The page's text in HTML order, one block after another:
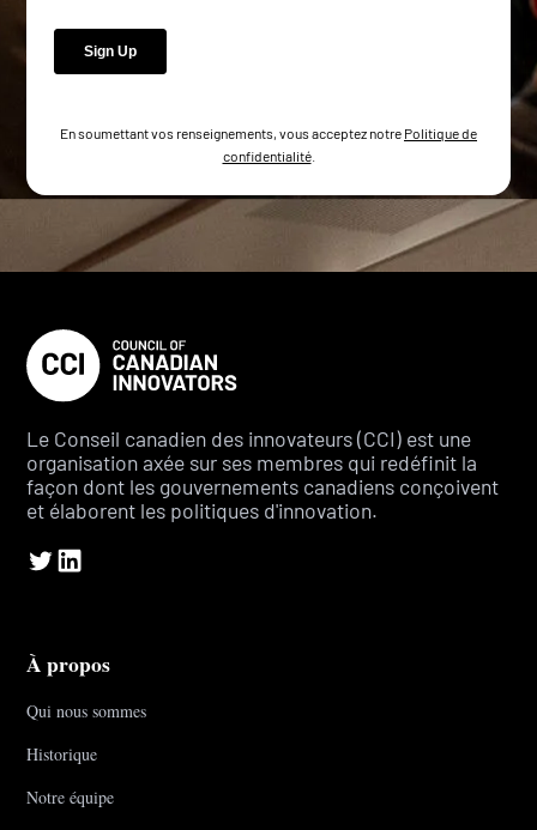
En soumettant vos renseignements, vous acceptez notre Politique de
confidentialité.
Le Conseil canadien des innovateurs (CCI) est une
organisation axée sur ses membres qui redéfinit la
façon dont les gouvernements canadiens conçoivent
et élaborent les politiques d'innovation.
À propos
Qui nous sommes
Historique
Notre équipe